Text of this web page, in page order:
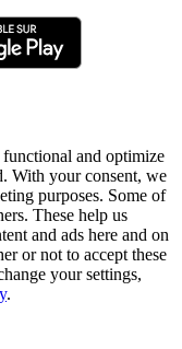
functional and optimize
With your consent, we
purposes. Some of
These help us
and ads here and on
or not to accept these
your settings,
.